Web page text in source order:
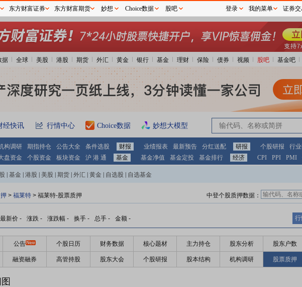
据 全球 美股 港股 期货 外汇 黄金 银行 基金 理财 保险 债券 视频 股吧 基金吧
经快讯 行情中心 Choice数据 妙想大模型
构调研 期指持仓 公告大全 条件选股 财报 业绩报表 最新预告 分红送配 研报 个股研报 行
盘资金 个股资金 板块资金 沪 港 通 基金 基金净值 基金定投 基金排行 经济 CPI PPI PMI
基金 港股 美股 期货 外汇 黄金 自选股 自选基金
> 福莱特 > 福莱特-股票质押 中登个股质押数据：
最新价 - 涨跌 - 涨跌幅 - 换手 - 总手 - 金额 -
公告 个股日历 财务数据 核心题材 主力持仓 股东分析 股东户数
融资融券 高管持股 股东大会 个股研报 股本结构 机构调研 股票质押
东方财富证券 东方财富期货 妙想 Choice数据 股吧 登录 我的菜单 证券